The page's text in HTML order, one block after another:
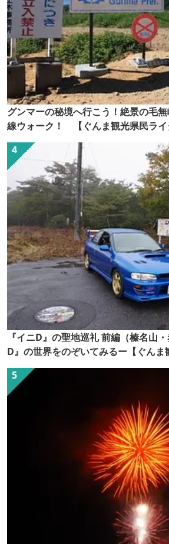
グンマーの秘境へ行こう！絶景の毛
線ウォーク！ 【ぐんま観光県民ライ
『イニD』の聖地巡礼 前編（榛名山
D』の世界をのぞいてみるー【ぐんま
（ぐん記者）】